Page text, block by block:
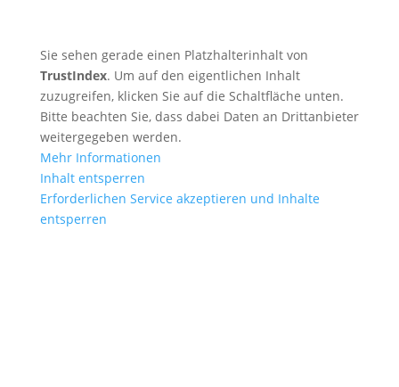
Sie sehen gerade einen Platzhalterinhalt von
TrustIndex. Um auf den eigentlichen Inhalt
zuzugreifen, klicken Sie auf die Schaltfläche unten.
Bitte beachten Sie, dass dabei Daten an Drittanbieter
weitergegeben werden.
Mehr Informationen
Inhalt entsperren
Erforderlichen Service akzeptieren und Inhalte
entsperren